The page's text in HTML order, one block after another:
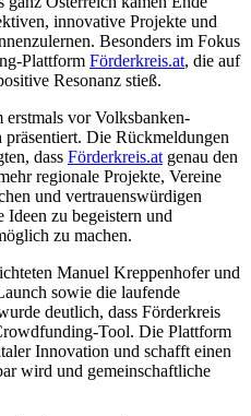
innovative Projekte und
Besonders im Fokus
Plattform Förderkreis.at, die auf
Resonanz stieß.
vor Volksbanken-
Die Rückmeldungen
dass Förderkreis.at genau den
regionale Projekte, Vereine
und vertrauenswürdigen
zu begeistern und
zu machen.
Manuel Kreppenhofer und
sowie die laufende
deutlich, dass Förderkreis
Tool. Die Plattform
Innovation und schafft einen
wird und gemeinschaftliche